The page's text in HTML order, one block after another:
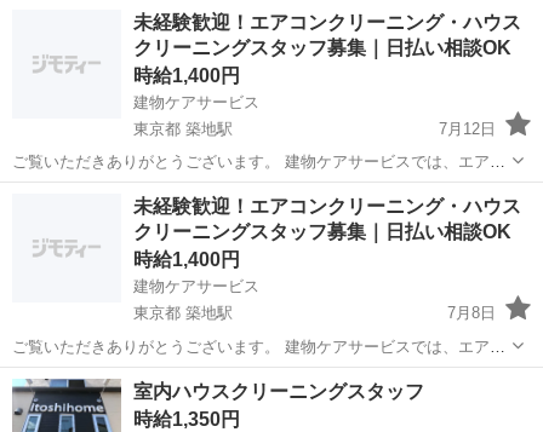
未経験歓迎！エアコンクリーニング・ハウス
クリーニングスタッフ募集｜日払い相談OK
時給1,400円
建物ケアサービス
東京都 築地駅
7月12日
ご覧いただきありがとうございます。 建物ケアサービスでは、エアコ
ンクリーニングやハウスクリーニングのお手伝いをしていただける方
を募集しています。 【仕事内容】 ・エアコンクリーニングの補助 ・
フィルター洗浄 ...
築地駅 スタッフ
未経験歓迎！エアコンクリーニング・ハウス
クリーニングスタッフ募集｜日払い相談OK
時給1,400円
建物ケアサービス
東京都 築地駅
7月8日
ご覧いただきありがとうございます。 建物ケアサービスでは、エアコ
ンクリーニングやハウスクリーニングのお手伝いをしていただける方
を募集しています。 【仕事内容】 ・エアコンクリーニングの補助 ・
フィルター洗浄 ...
東京 中央区 築地駅 清掃
室内ハウスクリーニングスタッフ
時給1,350円